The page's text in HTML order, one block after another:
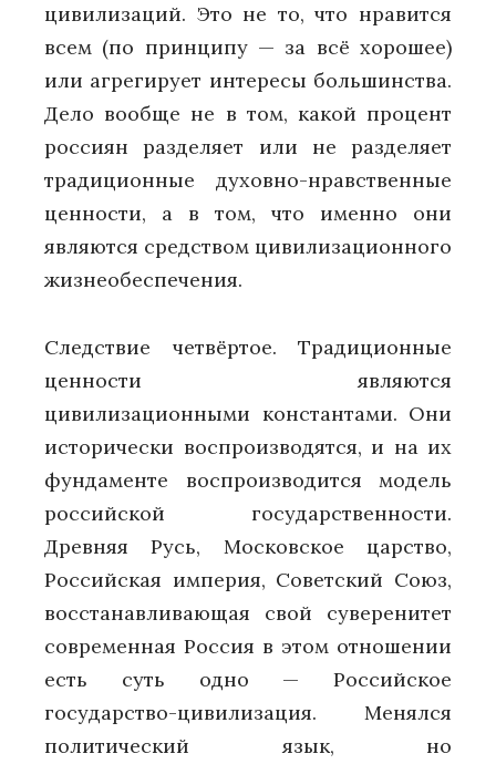
цивилизаций. Это не то, что нравится
всем (по принципу — за всё хорошее)
или агрегирует интересы большинства.
Дело вообще не в том, какой процент
россиян разделяет или не разделяет
традиционные духовно-нравственные
ценности, а в том, что именно они
являются средством цивилизационного
жизнеобеспечения.
Следствие четвёртое. Традиционные
ценности являются
цивилизационными константами. Они
исторически воспроизводятся, и на их
фундаменте воспроизводится модель
российской государственности.
Древняя Русь, Московское царство,
Российская империя, Советский Союз,
восстанавливающая свой суверенитет
современная Россия в этом отношении
есть суть одно — Российское
государство-цивилизация. Менялся
политический язык, но